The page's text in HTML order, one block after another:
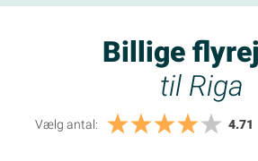
Billige
til Riga
Vælg antal: 4.71